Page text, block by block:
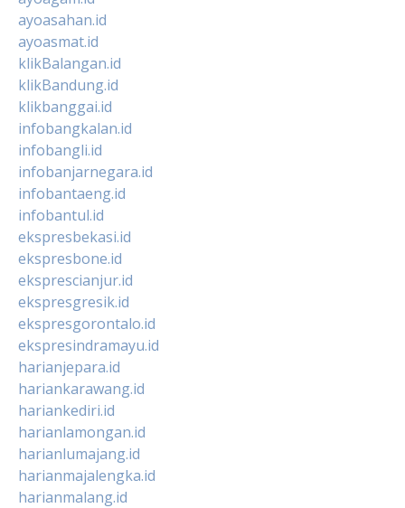
ayoasahan.id
ayoasmat.id
klikBalangan.id
klikBandung.id
klikbanggai.id
infobangkalan.id
infobangli.id
infobanjarnegara.id
infobantaeng.id
infobantul.id
ekspresbekasi.id
ekspresbone.id
eksprescianjur.id
ekspresgresik.id
ekspresgorontalo.id
ekspresindramayu.id
harianjepara.id
hariankarawang.id
hariankediri.id
harianlamongan.id
harianlumajang.id
harianmajalengka.id
harianmalang.id